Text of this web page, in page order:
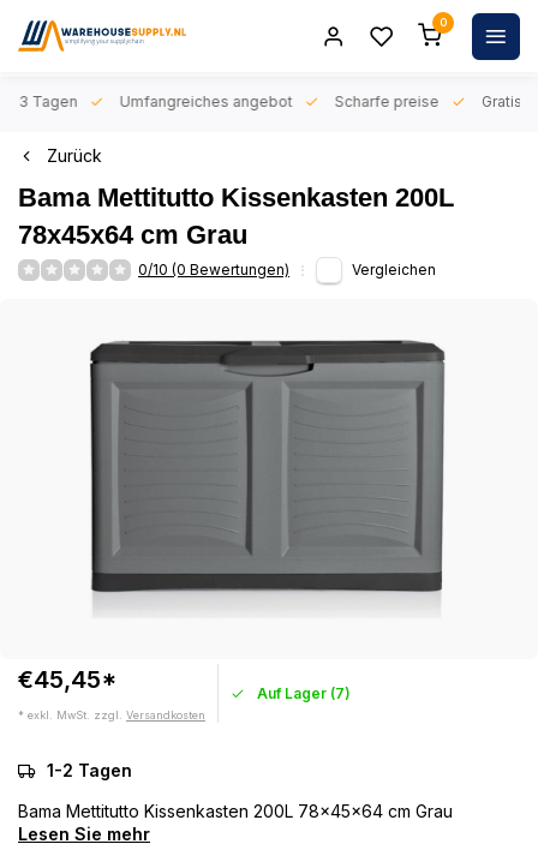
0
3 Tagen Umfangreiches angebot Scharfe preise Gratis
Zurück
Bama Mettitutto Kissenkasten 200L
78x45x64 cm Grau
0/10 (0 Bewertungen) Vergleichen
€45,45*
* exkl. MwSt. zzgl. Versandkosten
Auf Lager (7)
1-2 Tagen
Bama Mettitutto Kissenkasten 200L 78x45x64 cm Grau
Lesen Sie mehr